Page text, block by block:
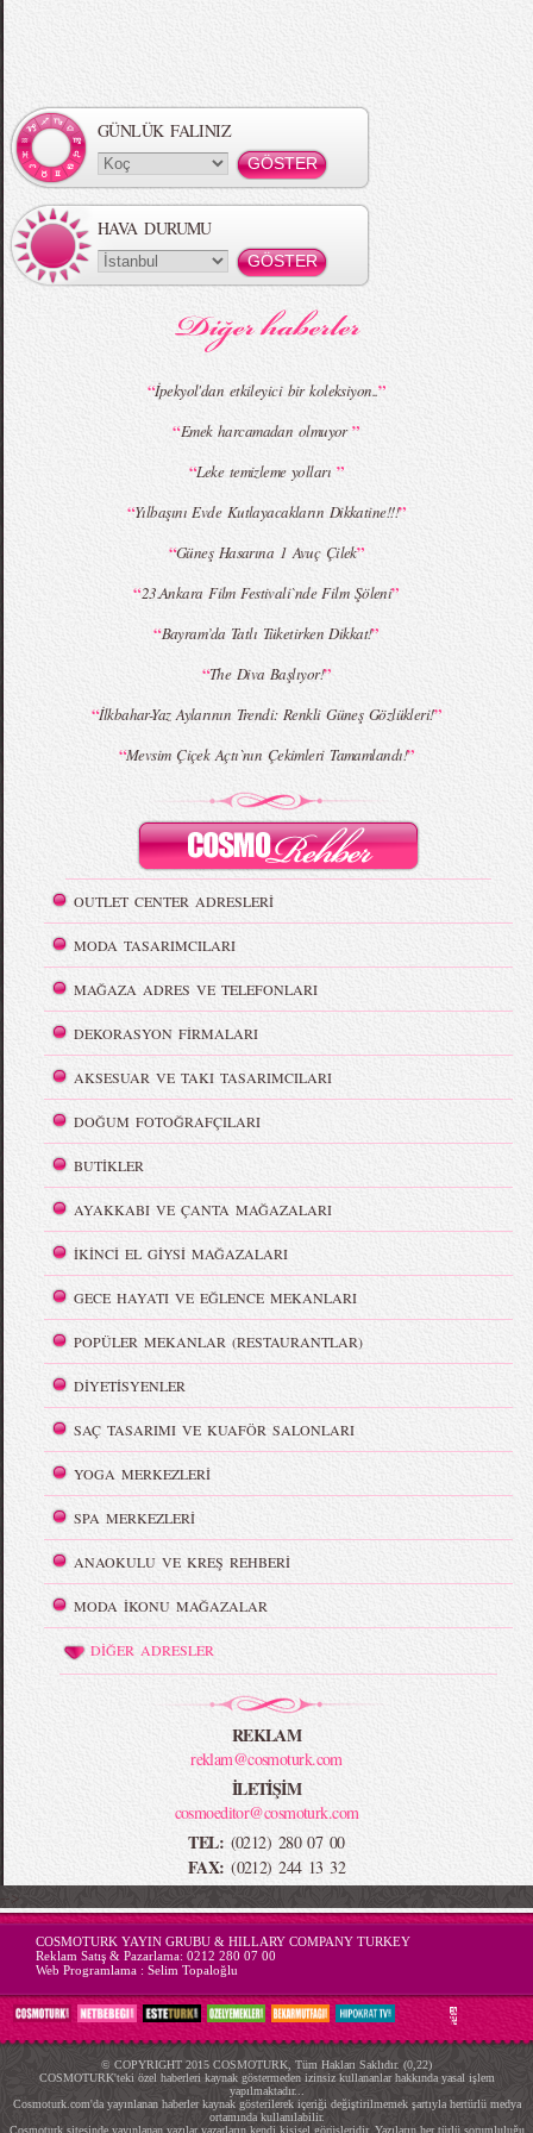
MBFWI - Gülçin Çengel 2015 Yaz
MBFWI - Zeynep Erdoğan 2015 Yaz
MBFWI - Giray Sepin 2015 Yaz Koleksiyonu MBFWI - Burçe Bekrek 2015 Yaz Koleksiyonu
GÜNLÜK FALINIZ
HAVA DURUMU
“İpekyol'dan etkileyici bir koleksiyon..”
“Emek harcamadan olmuyor”
“Leke temizleme yolları ”
“Yılbaşını Evde Kutlayacakların Dikkatine!!!”
“Güneş Hasarına 1 Avuç Çilek”
“23.Ankara Film Festivali`nde Film Şöleni”
“Bayram’da Tatlı Tüketirken Dikkat!”
“The Diva Başlıyor!”
“İlkbahar-Yaz Aylarının Trendi: Renkli Güneş Gözlükleri!”
“Mevsim Çiçek Açtı`nın Çekimleri Tamamlandı!”
OUTLET CENTER ADRESLERİ
MODA TASARIMCILARI
MAĞAZA ADRES VE TELEFONLARI
DEKORASYON FİRMALARI
AKSESUAR VE TAKI TASARIMCILARI
DOĞUM FOTOĞRAFÇILARI
BUTİKLER
AYAKKABI VE ÇANTA MAĞAZALARI
İKİNCİ EL GİYSİ MAĞAZALARI
GECE HAYATI VE EĞLENCE MEKANLARI
POPÜLER MEKANLAR (RESTAURANTLAR)
DİYETİSYENLER
SAÇ TASARIMI VE KUAFÖR SALONLARI
YOGA MERKEZLERİ
SPA MERKEZLERİ
ANAOKULU VE KREŞ REHBERİ
MODA İKONU MAĞAZALAR
DİĞER ADRESLER
REKLAM
reklam@cosmoturk.com
İLETİŞİM
cosmoeditor@cosmoturk.com
TEL: (0212) 280 07 00
FAX: (0212) 244 13 32
-->
COSMOTURK YAYIN GRUBU & HILLARY COMPANY TURKEY
Reklam Satış & Pazarlama: 0212 280 07 00
Web Programlama : Selim Topaloğlu
© COPYRIGHT 2015 COSMOTURK, Tüm Hakları Saklıdır. (0,22)
COSMOTURK'teki özel haberleri kaynak göstermeden izinsiz kullananlar hakkında yasal işlem
yapılmaktadır...
Cosmoturk.com'da yayınlanan haberler kaynak gösterilerek içeriği değiştirilmemek şartıyla hertürlü medya
ortamında kullanılabilir.
Cosmoturk sitesinde yayınlanan yazılar yazarların kendi kişisel görüşleridir. Yazıların her türlü sorumluluğu